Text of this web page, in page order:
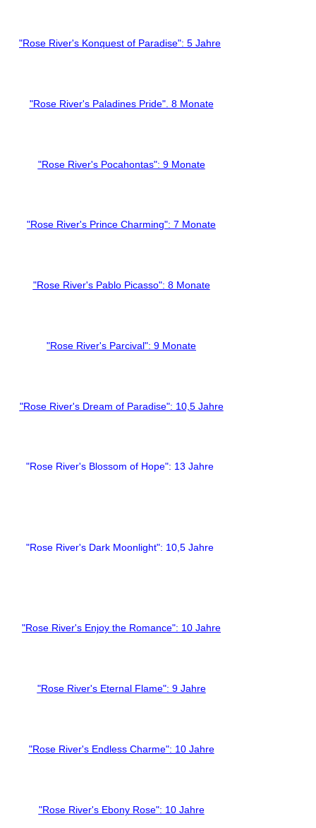
"Rose River's Konquest of Paradise": 5 Jahre
"Rose River's Paladines Pride". 8 Monate
"Rose River's Pocahontas": 9 Monate
"Rose River's Prince Charming": 7 Monate
"Rose River's Pablo Picasso": 8 Monate
"Rose River's Parcival": 9 Monate
"Rose River's Dream of Paradise": 10,5 Jahre
"Rose River's Blossom of Hope": 13 Jahre
"Rose River's Dark Moonlight": 10,5 Jahre
"Rose River's Enjoy the Romance": 10 Jahre
"Rose River's Eternal Flame": 9 Jahre
"Rose River's Endless Charme": 10 Jahre
"Rose River's Ebony Rose": 10 Jahre